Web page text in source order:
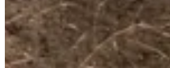
Voir la page Facebook
Chronométreur